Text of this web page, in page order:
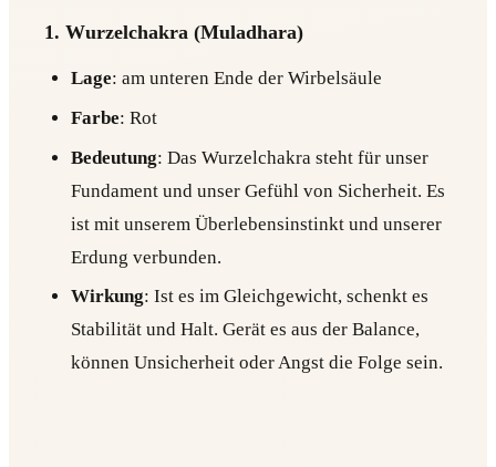
1. Wurzelchakra (Muladhara)
Lage: am unteren Ende der Wirbelsäule
Farbe: Rot
Bedeutung: Das Wurzelchakra steht für unser
Fundament und unser Gefühl von Sicherheit. Es
ist mit unserem Überlebensinstinkt und unserer
Erdung verbunden.
Wirkung: Ist es im Gleichgewicht, schenkt es
Stabilität und Halt. Gerät es aus der Balance,
können Unsicherheit oder Angst die Folge sein.